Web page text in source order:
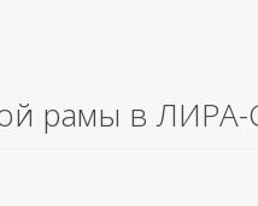
рамы в